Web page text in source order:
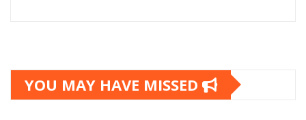
YOU MAY HAVE MISSED